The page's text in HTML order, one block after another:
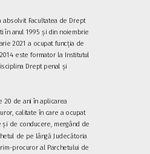
absolvit Facultatea de Drept
în anul 1995 și din noiembrie
2021 a ocupat funcția de
este formator la Institutul
Drept penal și
20 de ani în aplicarea
calitate în care a ocupat
de conducere, mergând de
de pe lângă Judecătoria
procuror al Parchetului de